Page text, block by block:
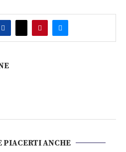
PIACERTI ANCHE